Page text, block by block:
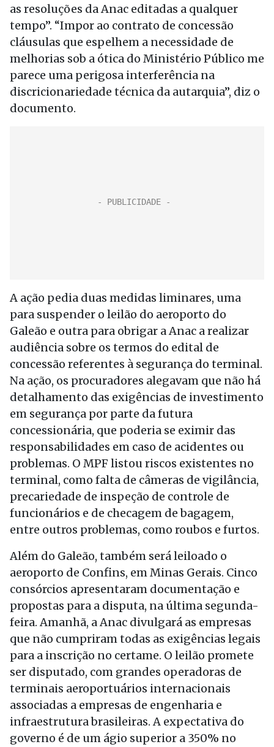
as resoluções da Anac editadas a qualquer
tempo”. “Impor ao contrato de concessão
cláusulas que espelhem a necessidade de
melhorias sob a ótica do Ministério Público me
parece uma perigosa interferência na
discricionariedade técnica da autarquia”, diz o
documento.
A ação pedia duas medidas liminares, uma
para suspender o leilão do aeroporto do
Galeão e outra para obrigar a Anac a realizar
audiência sobre os termos do edital de
concessão referentes à segurança do terminal.
Na ação, os procuradores alegavam que não há
detalhamento das exigências de investimento
em segurança por parte da futura
concessionária, que poderia se eximir das
responsabilidades em caso de acidentes ou
problemas. O MPF listou riscos existentes no
terminal, como falta de câmeras de vigilância,
precariedade de inspeção de controle de
funcionários e de checagem de bagagem,
entre outros problemas, como roubos e furtos.
Além do Galeão, também será leiloado o
aeroporto de Confins, em Minas Gerais. Cinco
consórcios apresentaram documentação e
propostas para a disputa, na última segunda-
feira. Amanhã, a Anac divulgará as empresas
que não cumpriram todas as exigências legais
para a inscrição no certame. O leilão promete
ser disputado, com grandes operadoras de
terminais aeroportuários internacionais
associadas a empresas de engenharia e
infraestrutura brasileiras. A expectativa do
governo é de um ágio superior a 350% no